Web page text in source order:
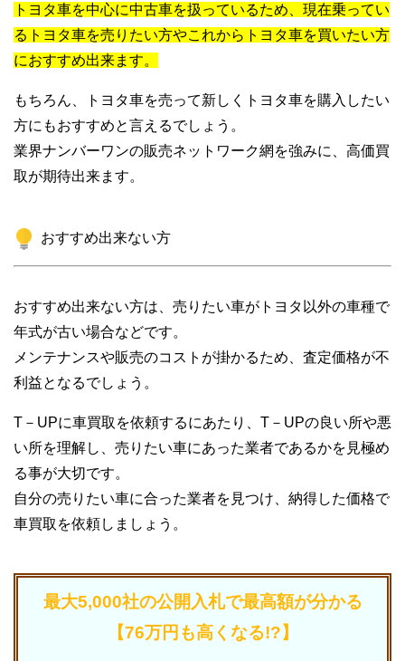
トヨタ車を中心に中古車を扱っているため、現在乗ってい
るトヨタ車を売りたい方やこれからトヨタ車を買いたい方
におすすめ出来ます。
もちろん、トヨタ車を売って新しくトヨタ車を購入したい
方にもおすすめと言えるでしょう。
業界ナンバーワンの販売ネットワーク網を強みに、高価買
取が期待出来ます。
おすすめ出来ない方
おすすめ出来ない方は、売りたい車がトヨタ以外の車種で
年式が古い場合などです。
メンテナンスや販売のコストが掛かるため、査定価格が不
利益となるでしょう。
T－UPに車買取を依頼するにあたり、T－UPの良い所や悪
い所を理解し、売りたい車にあった業者であるかを見極め
る事が大切です。
自分の売りたい車に合った業者を見つけ、納得した価格で
車買取を依頼しましょう。
最大5,000社の公開入札で最高額が分かる
【76万円も高くなる!?】